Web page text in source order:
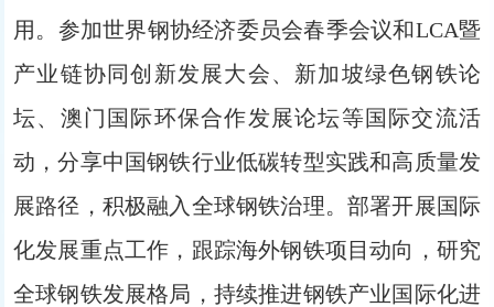
用。参加世界钢协经济委员会春季会议和LCA暨
产业链协同创新发展大会、新加坡绿色钢铁论
坛、澳门国际环保合作发展论坛等国际交流活
动，分享中国钢铁行业低碳转型实践和高质量发
展路径，积极融入全球钢铁治理。部署开展国际
化发展重点工作，跟踪海外钢铁项目动向，研究
全球钢铁发展格局，持续推进钢铁产业国际化进